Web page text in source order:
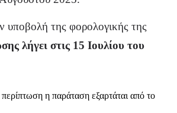
υποβολή της φορολογικής της
λήγει στις 15 Ιουλίου του
η παράταση εξαρτάται από το